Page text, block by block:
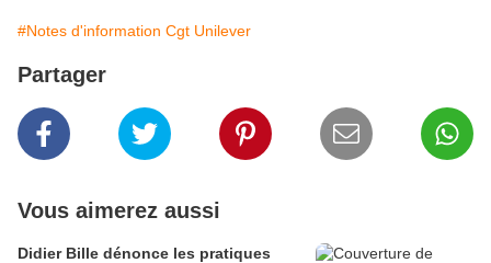
#Notes d'information Cgt Unilever
Partager
Vous aimerez aussi
Didier Bille dénonce les pratiques